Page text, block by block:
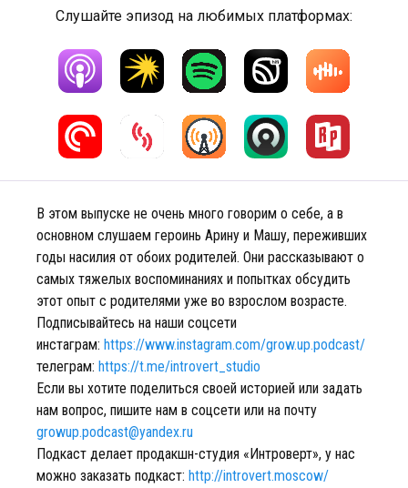
Слушайте эпизод на любимых платформах:
В этом выпуске не очень много говорим о себе, а в
основном слушаем героинь Арину и Машу, переживших
годы насилия от обоих родителей. Они рассказывают о
самых тяжелых воспоминаниях и попытках обсудить
этот опыт с родителями уже во взрослом возрасте.
Подписывайтесь на наши соцсети
инстаграм: https://www.instagram.com/grow.up.podcast/
телеграм: https://t.me/introvert_studio
Если вы хотите поделиться своей историей или задать
нам вопрос, пишите нам в соцсети или на почту
growup.podcast@yandex.ru
Подкаст делает продакшн-студия «Интроверт», у нас
можно заказать подкаст: http://introvert.moscow/